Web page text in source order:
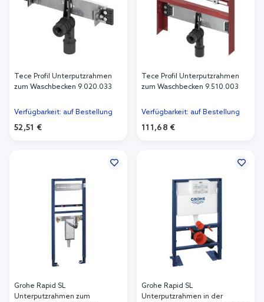
Tece Profil Unterputzrahmen
zum Waschbecken 9.020.033
Verfügbarkeit: auf Bestellung
52,51 €
Tece Profil Unterputzrahmen
zum Waschbecken 9.510.003
Verfügbarkeit: auf Bestellung
111,68 €
Grohe Rapid SL
Unterputzrahmen zum
Grohe Rapid SL
Unterputzrahmen in der